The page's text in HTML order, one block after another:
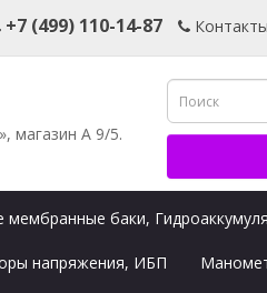
+7 (499) 110-14-87 Контакты
магазин А 9/5.
мембранные баки,
напряжения, ИБП